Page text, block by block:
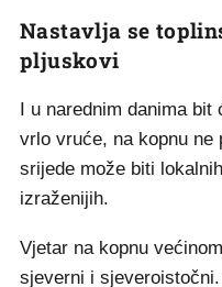
Nastavlja se
pljuskovi
I u narednim danima bit
vrlo vruće, na kopnu ne
srijede može biti
izraženijih.
Vjetar na kopnu
sjeverni i